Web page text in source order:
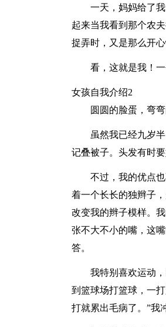
一天，妈妈给了
起来当我看到那个农
捉弄时，又是那么开
看，这就是我！
女孩自我介绍2
圆圆的脸蛋，弯
虽然我已经九岁
记叠被子。头发有时
不过，我的优点
着一个长长的独辫子
改变我的辫子模样。
张不大不小的嘴，这
答。
我特别喜欢运动
到篮球场打篮球，一
打就累出毛病了。”我